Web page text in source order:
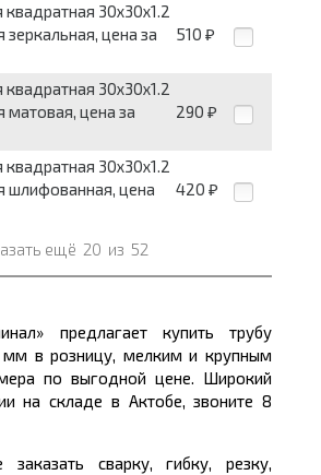
30x30x1.2
цена за
510 ₽
30x30x1.2
цена за
290 ₽
30x30x1.2
цена
420 ₽
ещё 20 из 52
предлагает купить трубу
в розницу, мелким и крупным
по выгодной цене. Широкий
на складе в Актобе, звоните 8
сварку, гибку, резку,